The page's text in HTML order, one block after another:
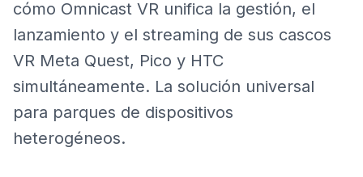
cómo Omnicast VR unifica la gestión, el
lanzamiento y el streaming de sus cascos
VR Meta Quest, Pico y HTC
simultáneamente. La solución universal
para parques de dispositivos
heterogéneos.